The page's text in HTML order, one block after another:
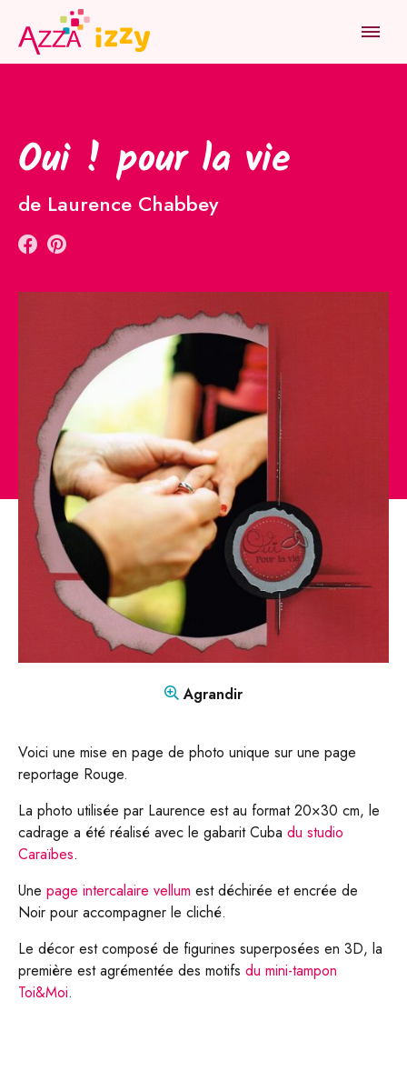
Mon compte
Boutique
FR
DE
PRODUITS
INSPIRATION
ATELIER
NOUS TROUVER
QUI SOMMES-NOUS
CONTACT
Oui ! pour la vie
de Laurence Chabbey
Agrandir
Voici une mise en page de photo unique sur une page
reportage Rouge.
La photo utilisée par Laurence est au format 20×30 cm, le
cadrage a été réalisé avec le gabarit Cuba du studio
Caraïbes.
Une page intercalaire vellum est déchirée et encrée de
Noir pour accompagner le cliché.
Le décor est composé de figurines superposées en 3D, la
première est agrémentée des motifs du mini-tampon
Toi&Moi.